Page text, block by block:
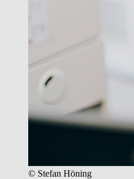
© Stefan Höning